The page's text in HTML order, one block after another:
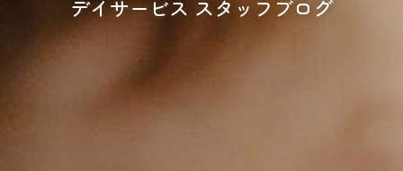
デイサービス スタッフブログ